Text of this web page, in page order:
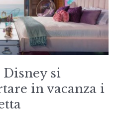
si
in vacanza i